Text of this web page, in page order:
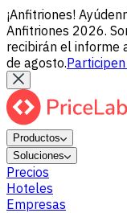
¡Anfitriones!
Anfitriones 2026.
recibirán el informe
de agosto.
Productos
Soluciones
Precios
Hoteles
Empresas